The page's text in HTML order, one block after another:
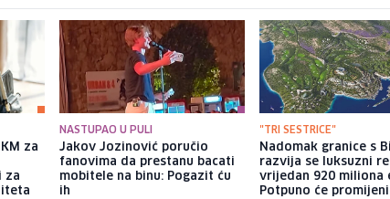
za
za
NASTUPAO U PULI
Jakov Jozinović poručio
fanovima da prestanu bacati
mobitele na binu: Pogazit ću
ih
"TRI SESTRICE"
Nadomak granice s
razvija se luksuzni
vrijedan 920 miliona
Potpuno će